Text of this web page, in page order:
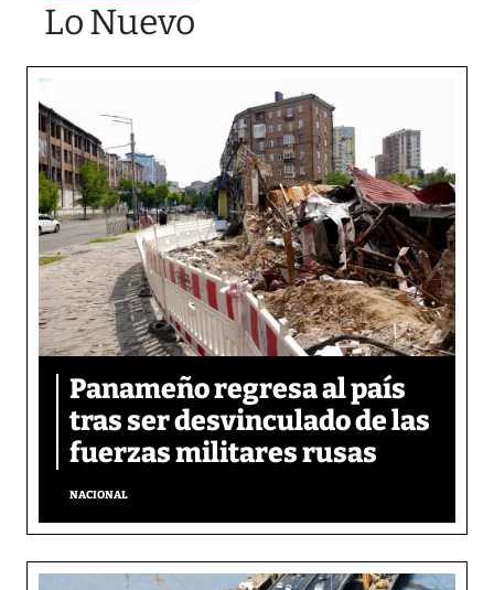
Lo Nuevo
Panameño regresa al país
tras ser desvinculado de las
fuerzas militares rusas
NACIONAL